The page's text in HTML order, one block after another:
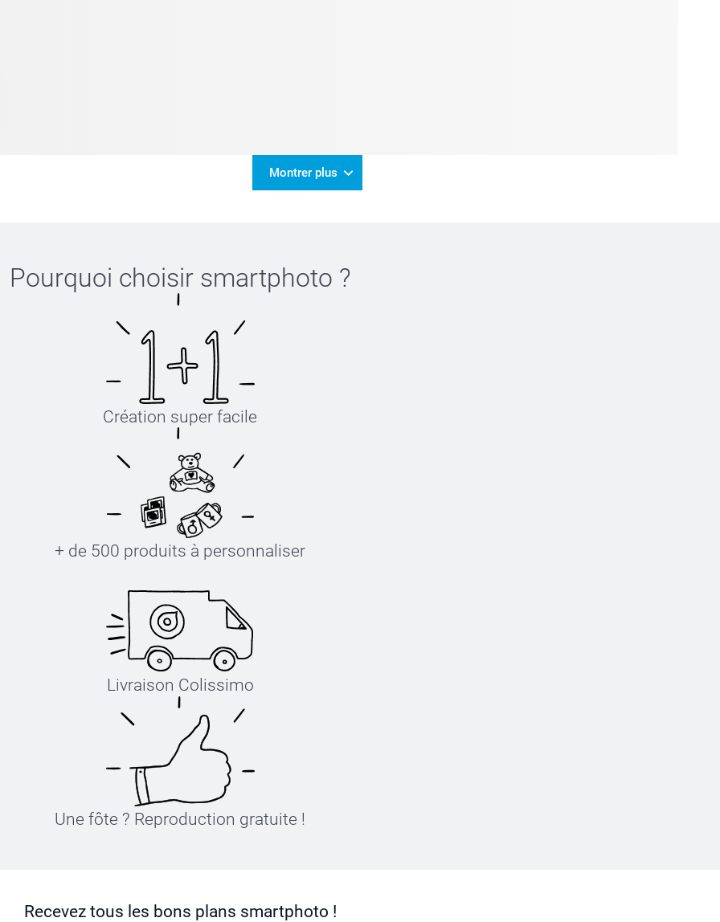
Montrer plus
Pourquoi choisir smartphoto ?
Création super facile
+ de 500 produits à personnaliser
Livraison Colissimo
Une fôte ? Reproduction gratuite !
Recevez tous les bons plans smartphoto !